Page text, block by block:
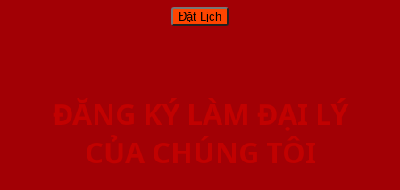
ĐĂNG KÝ LÀM ĐẠI LÝ
CỦA CHÚNG TÔI